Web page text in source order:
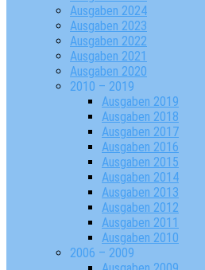
Ausgaben 2024
Ausgaben 2023
Ausgaben 2022
Ausgaben 2021
Ausgaben 2020
2010 – 2019
Ausgaben 2019
Ausgaben 2018
Ausgaben 2017
Ausgaben 2016
Ausgaben 2015
Ausgaben 2014
Ausgaben 2013
Ausgaben 2012
Ausgaben 2011
Ausgaben 2010
2006 – 2009